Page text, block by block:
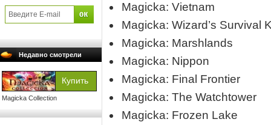
Недавно смотрели
Magicka Collection
Magicka: Vietnam
Magicka: Wizard’s Survival
Magicka: Marshlands
Magicka: Nippon
Magicka: Final Frontier
Magicka: The Watchtower
Magicka: Frozen Lake